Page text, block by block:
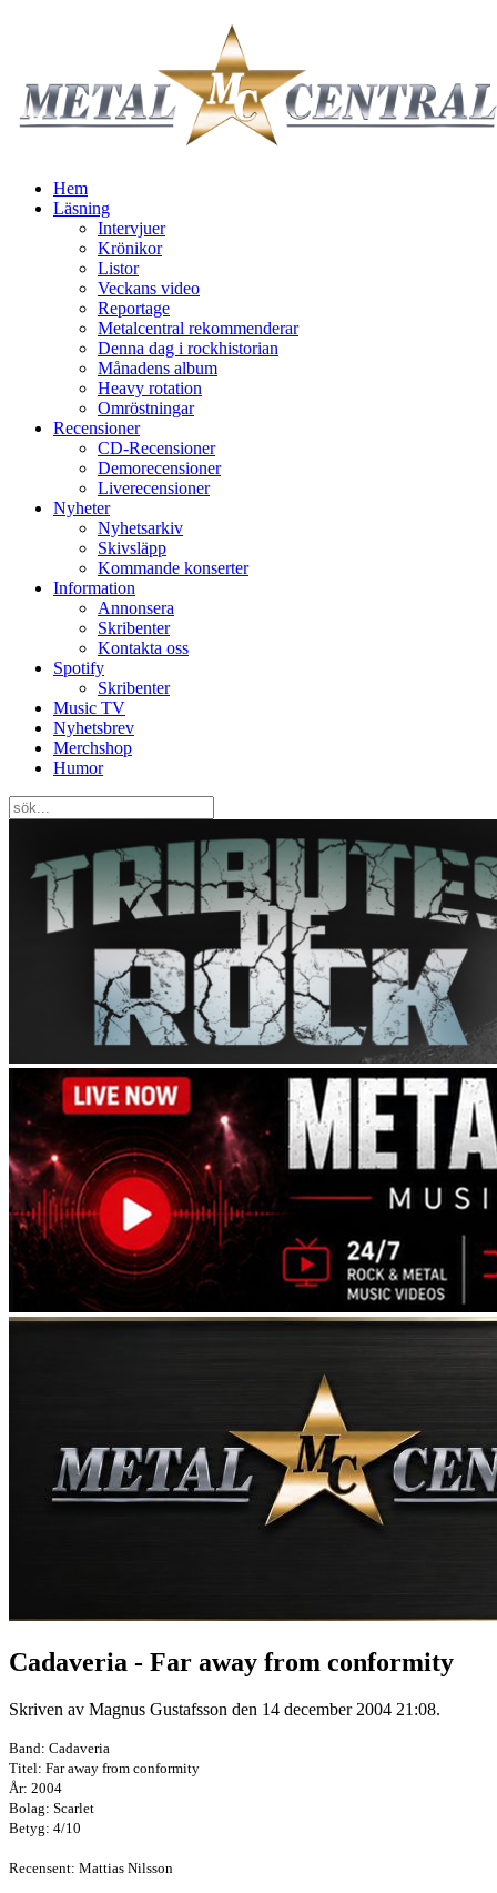
Hem
Läsning
Intervjuer
Krönikor
Listor
Veckans video
Reportage
Metalcentral rekommenderar
Denna dag i rockhistorian
Månadens album
Heavy rotation
Omröstningar
Recensioner
CD-Recensioner
Demorecensioner
Liverecensioner
Nyheter
Nyhetsarkiv
Skivsläpp
Kommande konserter
Information
Annonsera
Skribenter
Kontakta oss
Spotify
Skribenter
Music TV
Nyhetsbrev
Merchshop
Humor
Cadaveria - Far away from conformity
Skriven av Magnus Gustafsson den 14 december 2004 21:08.
Band: Cadaveria
Titel: Far away from conformity
År: 2004
Bolag: Scarlet
Betyg: 4/10
Recensent: Mattias Nilsson